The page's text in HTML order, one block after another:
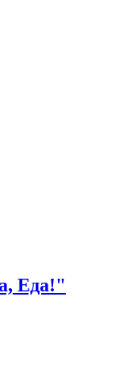
Еда!"